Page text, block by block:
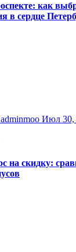
как
в сердце
adminmoo Июл 30,
на скидку: